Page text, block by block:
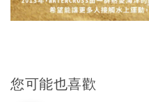
您可能也喜歡